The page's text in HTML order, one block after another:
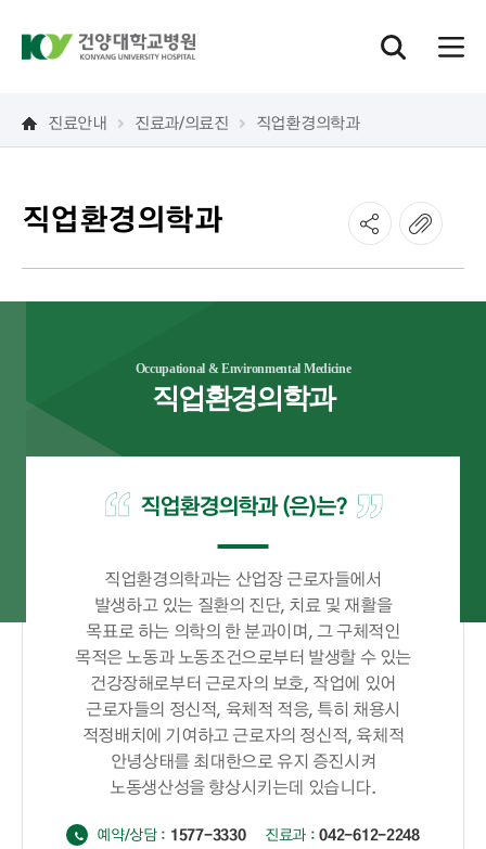
진료안내 진료과/의료진 직업환경의학과
직업환경의학과
Occupational & Environmental Medicine
직업환경의학과
직업환경의학과 (은)는?
직업환경의학과는 산업장 근로자들에서
발생하고 있는 질환의 진단, 치료 및 재활을
목표로 하는 의학의 한 분과이며, 그 구체적인
목적은 노동과 노동조건으로부터 발생할 수 있는
건강장해로부터 근로자의 보호, 작업에 있어
근로자들의 정신적, 육체적 적응, 특히 채용시
적정배치에 기여하고 근로자의 정신적, 육체적
안녕상태를 최대한으로 유지 증진시켜
노동생산성을 향상시키는데 있습니다.
예약/상담 : 1577-3330 진료과 :042-612-2248